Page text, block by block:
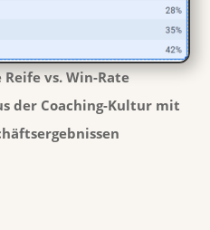
vs. Win-Rate
der Coaching-Kultur mit